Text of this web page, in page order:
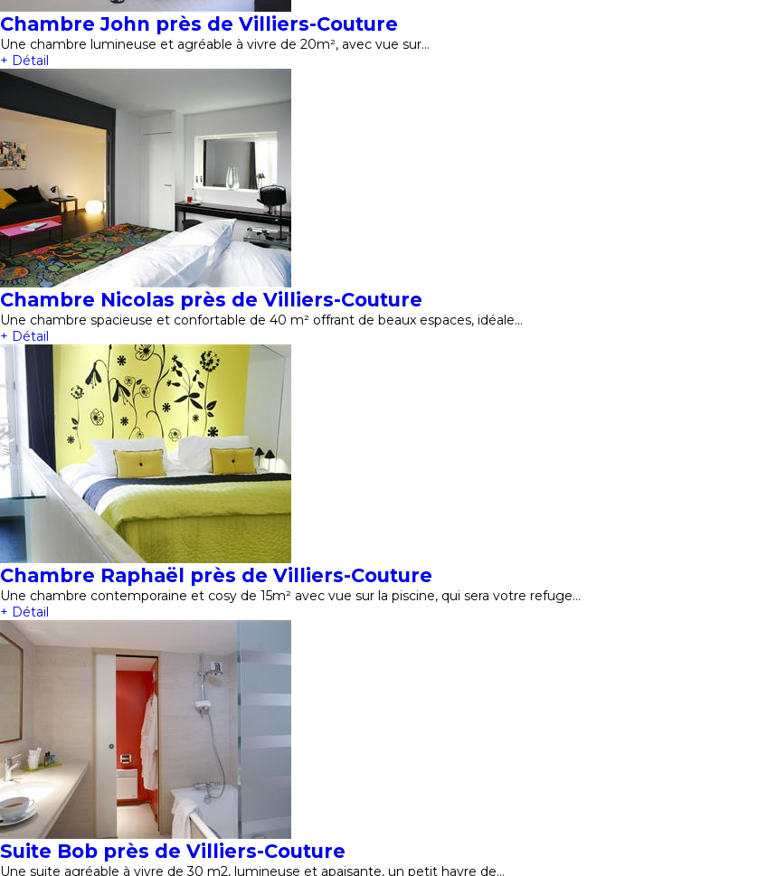
Chambre John près de Villiers-Couture
Une chambre lumineuse et agréable à vivre de 20m², avec vue sur…
+ Détail
Chambre Nicolas près de Villiers-Couture
Une chambre spacieuse et confortable de 40 m² offrant de beaux espaces, idéale…
+ Détail
Chambre Raphaël près de Villiers-Couture
Une chambre contemporaine et cosy de 15m² avec vue sur la piscine, qui sera votre refuge…
+ Détail
Suite Bob près de Villiers-Couture
Une suite agréable à vivre de 30 m2, lumineuse et apaisante, un petit havre de…